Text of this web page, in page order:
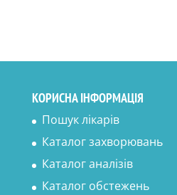
КОРИСНА ІНФОРМАЦІЯ
Пошук лікарів
Каталог захворювань
Каталог аналізів
Каталог обстежень